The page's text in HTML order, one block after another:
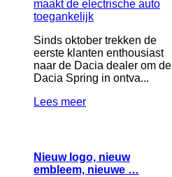
Sinds oktober trekken de
eerste klanten enthousiast
naar de Dacia dealer om de
Dacia Spring in ontva...
Lees meer
Nieuw logo, nieuw
embleem, nieuwe …